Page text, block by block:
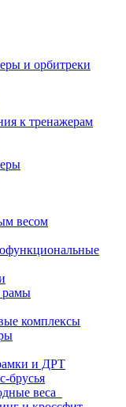
и орбитреки
к тренажерам
весом
рамы
комплексы
и ДРТ
брусья
веса